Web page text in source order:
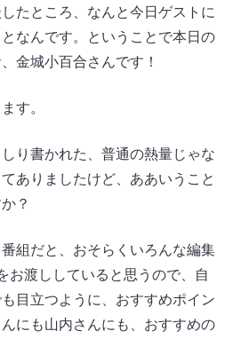
たところ、なんと今日ゲストに
なんです。ということで本日の
金城小百合さんです！
す。
り書かれた、普通の熱量じゃな
ありましたけど、ああいうこと
？
組だと、おそらくいろんな編集
お渡ししていると思うので、自
目立つように、おすすめポイン
にも山内さんにも、おすすめの